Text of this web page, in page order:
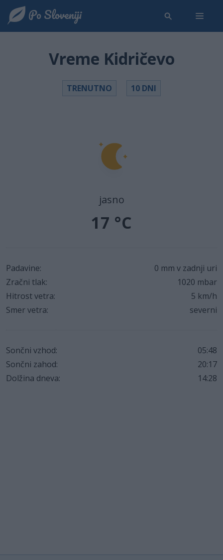
Vreme Kidričevo
TRENUTNO 10 DNI
jasno
17 °C
Padavine:
0 mm v zadnji uri
Zračni tlak:
1020 mbar
Hitrost vetra:
5 km/h
Smer vetra:
severni
Sončni vzhod:
05:48
Sončni zahod:
20:17
Dolžina dneva:
14:28